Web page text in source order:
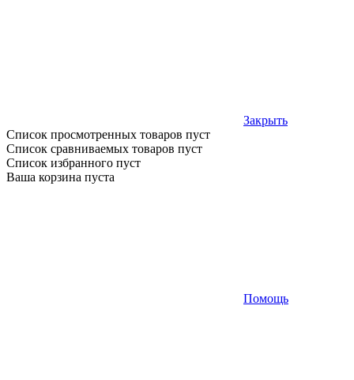
Закрыть
Список просмотренных товаров пуст
Список сравниваемых товаров пуст
Список избранного пуст
Ваша корзина пуста
Помощь